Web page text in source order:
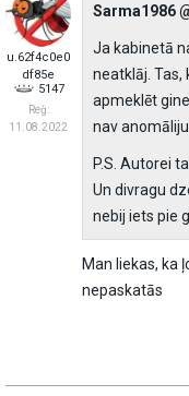
u.62f4c0e0
df85e
5147
Reģ:
11.08.2022
Sarma1986
Ja kabinetā
neatklāj.
apmeklēt
nav
P.S. Autorei
Un divragu
nebij iets pie
Man liekas, ka
nepaskatās